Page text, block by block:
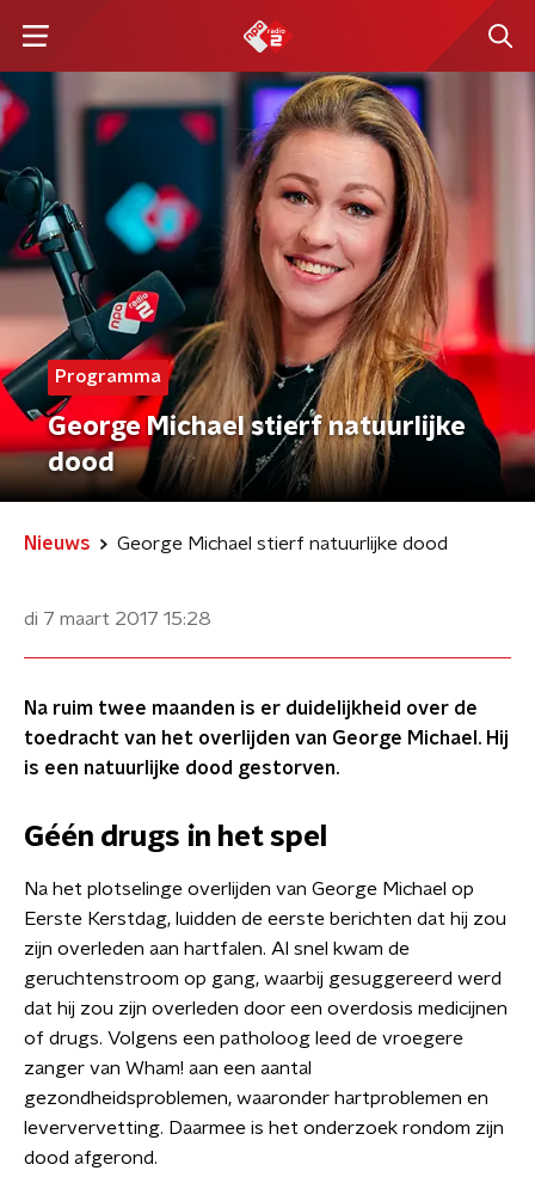
Programma
George Michael stierf natuurlijke
dood
Nieuws George Michael stierf natuurlijke dood
di 7 maart 2017 15:28
Na ruim twee maanden is er duidelijkheid over de
toedracht van het overlijden van George Michael. Hij
is een natuurlijke dood gestorven.
Géén drugs in het spel
Na het plotselinge overlijden van George Michael op
Eerste Kerstdag, luidden de eerste berichten dat hij zou
zijn overleden aan hartfalen. Al snel kwam de
geruchtenstroom op gang, waarbij gesuggereerd werd
dat hij zou zijn overleden door een overdosis medicijnen
of drugs. Volgens een patholoog leed de vroegere
zanger van Wham! aan een aantal
gezondheidsproblemen, waaronder hartproblemen en
leververvetting. Daarmee is het onderzoek rondom zijn
dood afgerond.